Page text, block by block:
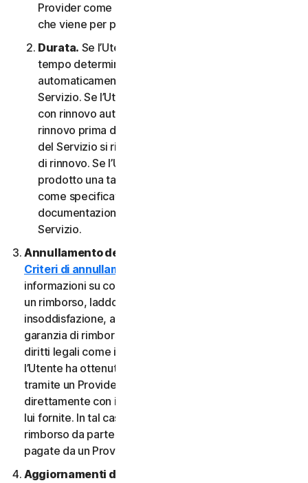
Provider come applicabile, qualunque sia la data
che viene per prima.
Durata. Se l’Utente dispone di un abbonamento a
tempo determinato, il Servizio terminerà
automaticamente al termine del Periodo del
Servizio. Se l’Utente dispone di un abbonamento
con rinnovo automatico, a meno che non annulli il
rinnovo prima della data di fatturazione, il Periodo
del Servizio si rinnoverà automaticamente alla data
di rinnovo. Se l’Utente dispone di un servizio o di un
prodotto una tantum, il Periodo del servizio durerà
come specificato nella Documentazione o nella
documentazione applicabile dal Provider del
Servizio.
Annullamento del Servizio.
Criteri di annullamento e di rimborso
informazioni su come annullare il contratto e ottenere
un rimborso, laddove applicabile. In caso di
insoddisfazione, alcuni Servizi possono includere una
garanzia di rimborso, indipendentemente da eventuali
diritti legali come i diritti di recesso. Tuttavia, se
l’Utente ha ottenuto il diritto di utilizzare il Servizio
tramite un Provider e desidera annullarlo, deve farlo
direttamente con il Provider, seguendo le istruzioni da
lui fornite. In tal caso, non si ha diritto a nessun
rimborso da parte nostra di eventuali commissioni
pagate da un Provider.
Aggiornamenti dei contenuti.